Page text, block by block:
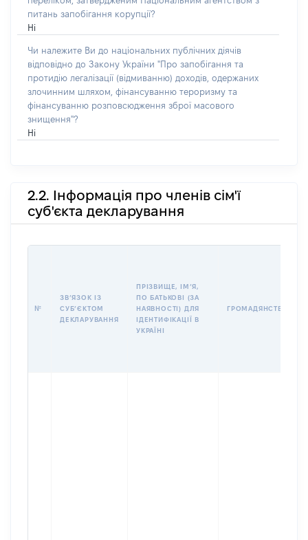
питань запобігання корупції?
Ні
Чи належите Ви до національних публічних діячів
відповідно до Закону України "Про запобігання та
протидію легалізації (відмиванню) доходів, одержаних
злочинним шляхом, фінансуванню тероризму та
фінансуванню розповсюдження зброї масового
знищення"?
Ні
2.2. Інформація про членів сім'ї
суб'єкта декларування
№
ЗВʼЯЗОК ІЗ
СУБʼЄКТОМ
ДЕКЛАРУВАННЯ
ПРІЗВИЩЕ, ІМʼЯ,
ПО БАТЬКОВІ (ЗА
НАЯВНОСТІ) ДЛЯ
ІДЕНТИФІКАЦІЇ В
УКРАЇНІ
ГРОМАДЯНСТВО